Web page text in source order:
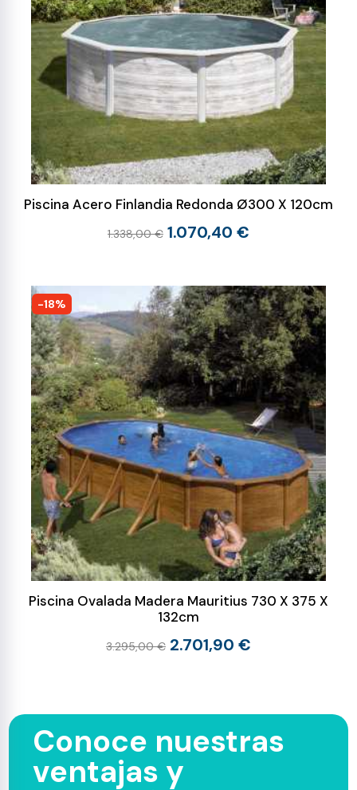
Piscina Acero Finlandia Redonda Ø300 X 120cm
1.338,00 € 1.070,40 €
-18%
Piscina Ovalada Madera Mauritius 730 X 375 X
132cm
3.295,00 € 2.701,90 €
Conoce nuestras
ventajas y